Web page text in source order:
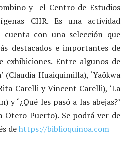
y el Centro de Estudios
CIIR. Es una actividad
con una selección que
destacados e importantes de
exhibiciones. Entre algunos de
(Claudia Huaiquimilla), ‘Yaõkwa
Carelli y Vincent Carelli), ‘La
y ‘¿Qué les pasó a las abejas?’
Otero Puerto). Se podrá ver de
dehttps://biblioquinoa.com